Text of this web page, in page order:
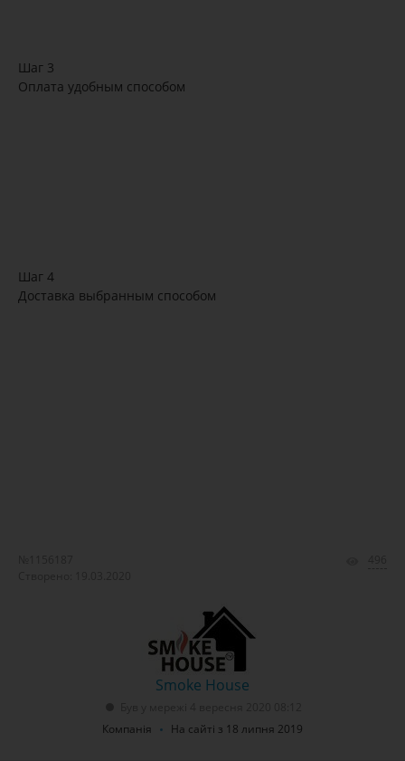
Шаг 3
Оплата удобным способом
Шаг 4
Доставка выбранным способом
Smoke House
Компанія
На сайті з 18 липня 2019